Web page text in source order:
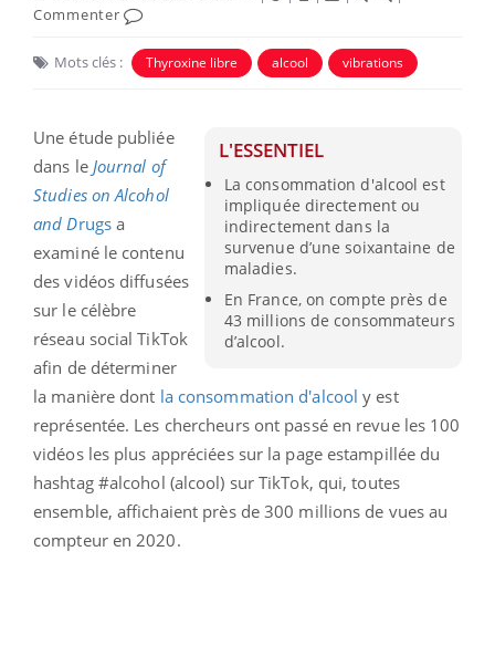
Commenter
Mots clés : Thyroxine libre alcool vibrations
L'ESSENTIEL
La consommation d'alcool est
impliquée directement ou
indirectement dans la
survenue d’une soixantaine de
maladies.
En France, on compte près de
43 millions de consommateurs
d’alcool.
Une étude publiée
dans le Journal of
Studies on Alcohol
and Drugsa
examiné le contenu
des vidéos diffusées
sur le célèbre
réseau social TikTok
afin de déterminer
la manière dont la consommation d'alcool y est
représentée. Les chercheurs ont passé en revue les 100
vidéos les plus appréciées sur la page estampillée du
hashtag #alcohol (alcool) surTikTok, qui, toutes
ensemble, affichaient près de 300 millions de vues au
compteur en 2020.